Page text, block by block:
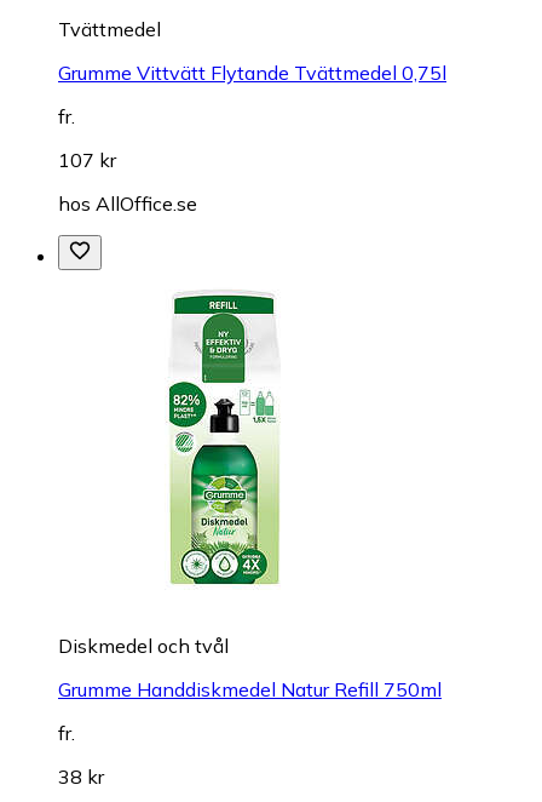
Tvättmedel
Grumme Vittvätt Flytande Tvättmedel 0,75l
fr.
107 kr
hos AllOffice.se
Diskmedel och tvål
Grumme Handdiskmedel Natur Refill 750ml
fr.
38 kr